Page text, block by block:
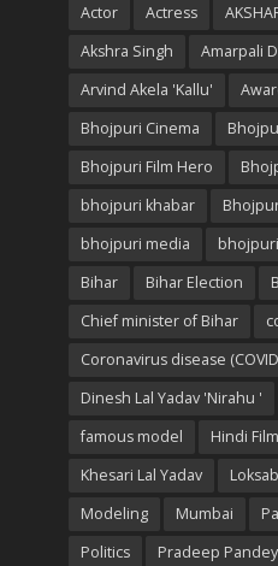
Actor Actress
Akshra Singh
Amarpali
Arvind Akela 'Kallu'
Bhojpuri Cinema
Bhojpuri Film Hero
bhojpuri khabar
bhojpuri media
Bihar
Bihar Election
Chief minister of Bihar
Coronavirus disease
Dinesh Lal Yadav 'Nirahu '
famous model
Hindi Film
Khesari Lal Yadav
Modeling
Mumbai
Politics
Pradeep